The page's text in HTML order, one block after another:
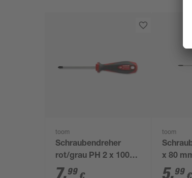
toom
Schraubendreher
rot/grau PH 2 x 100
mm
7,99
toom
x 80
5,99